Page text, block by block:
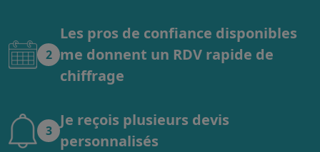
2
Les pros de confiance disponibles
me donnent un RDV rapide de
chiffrage
3
Je reçois plusieurs devis
personnalisés